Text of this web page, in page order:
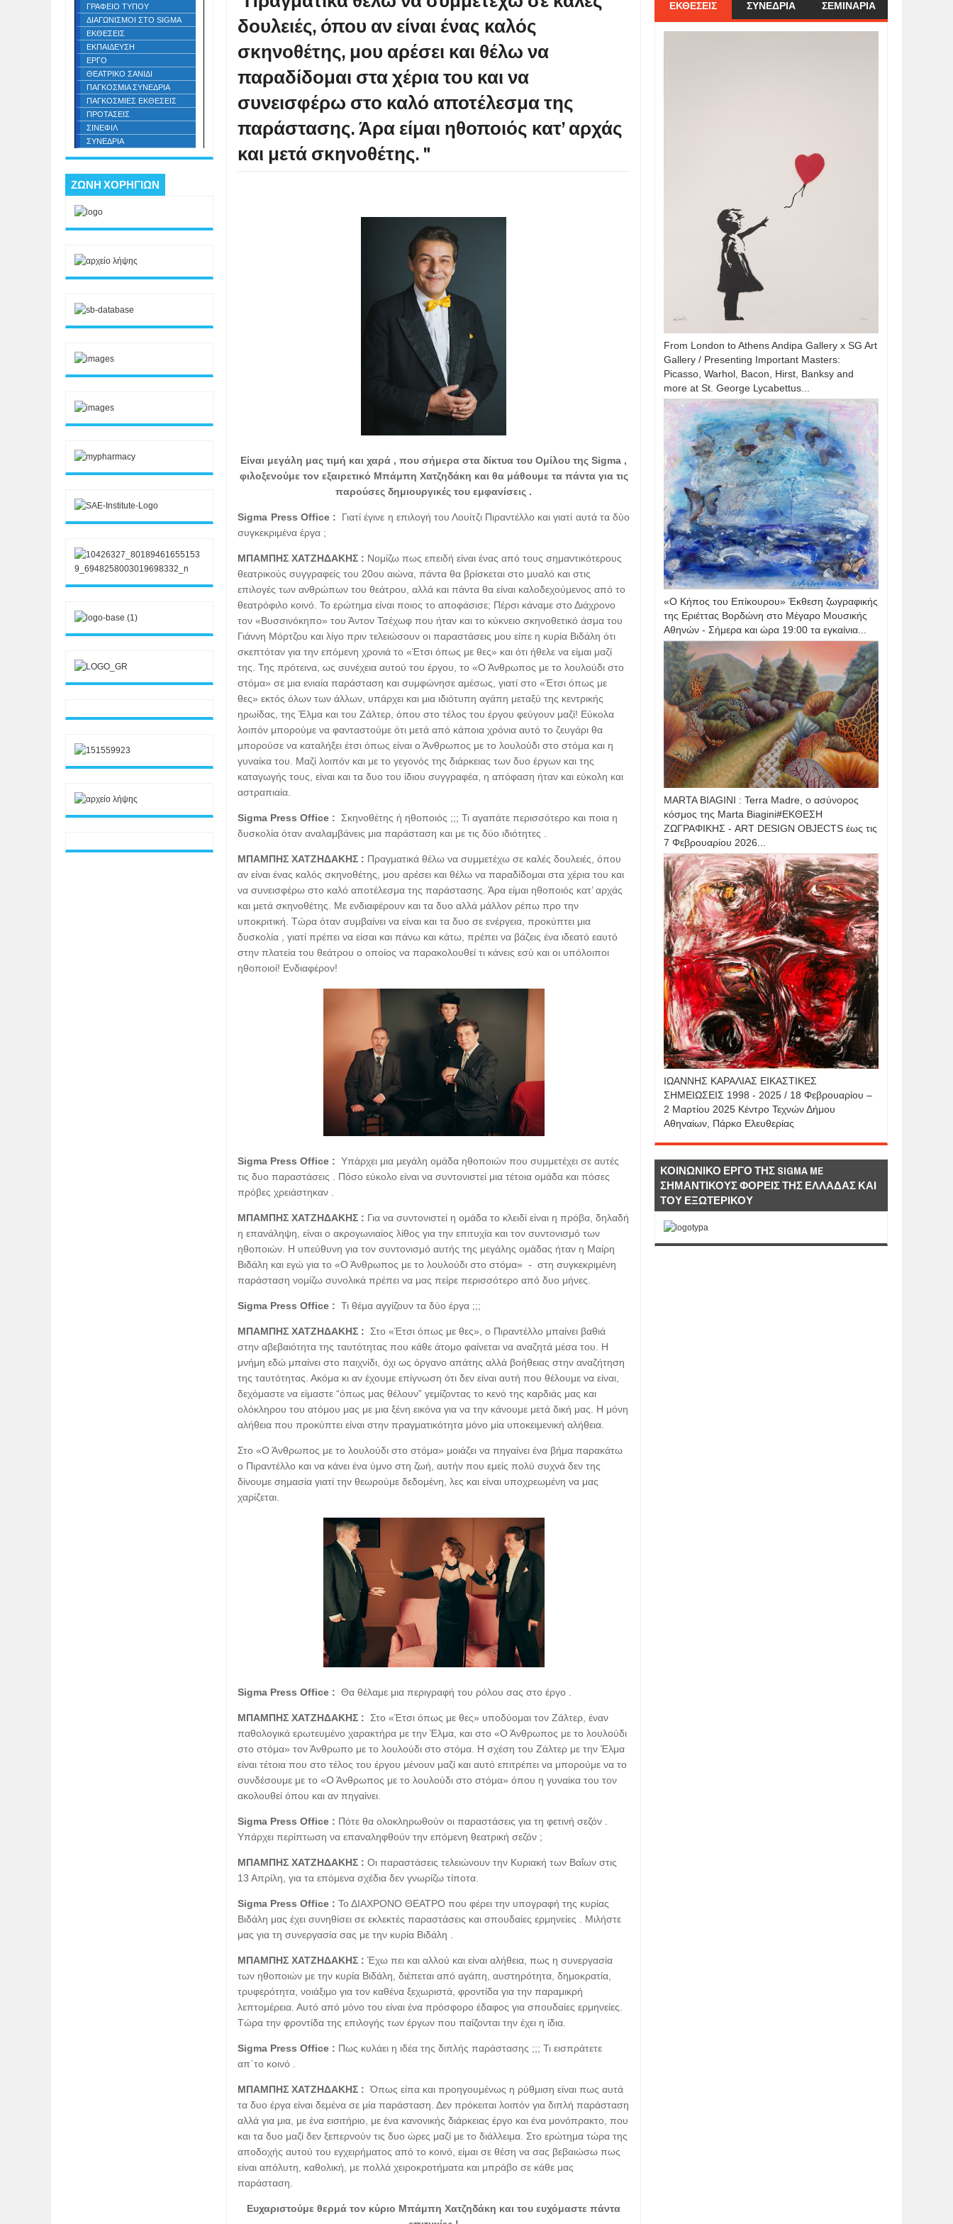
δουλειές, όπου αν είναι ένας καλός
σκηνοθέτης, μου αρέσει και θέλω να
παραδίδομαι στα χέρια του και να
συνεισφέρω στο καλό αποτέλεσμα της
παράστασης. Άρα είμαι ηθοποιός κατ’ αρχάς
και μετά σκηνοθέτης. "
Είναι μεγάλη μας τιμή και χαρά , που σήμερα στα δίκτυα του Ομίλου της Sigma ,
φιλοξενούμε τον εξαιρετικό Μπάμπη Χατζηδάκη και θα μάθουμε τα πάντα για τις
παρούσες δημιουργικές του εμφανίσεις .
Sigma Press Office :
Γιατί έγινε η επιλογή του Λουίτζι Πιραντέλλο και γιατί αυτά τα δύο
συγκεκριμένα έργα ;
ΜΠΑΜΠΗΣ ΧΑΤΖΗΔΑΚΗΣ : Νομίζω πως επειδή είναι ένας από τους σημαντικότερους
θεατρικούς συγγραφείς του 20ου αιώνα, πάντα θα βρίσκεται στο μυαλό και στις
επιλογές των ανθρώπων του θεάτρου, αλλά και πάντα θα είναι καλοδεχούμενος από το
θεατρόφιλο κοινό. Το ερώτημα είναι ποιος το αποφάσισε; Πέρσι κάναμε στο Διάχρονο
τον «Βυσσινόκηπο» του Άντον Τσέχωφ που ήταν και το κύκνειο σκηνοθετικό άσμα του
Γιάννη Μόρτζου και λίγο πριν τελειώσουν οι παραστάσεις μου είπε η κυρία Βιδάλη ότι
σκεπτόταν για την επόμενη χρονιά το «Έτσι όπως με θες» και ότι ήθελε να είμαι μαζί
της. Της πρότεινα, ως συνέχεια αυτού του έργου, το «Ο Άνθρωπος με το λουλούδι στο
στόμα» σε μια ενιαία παράσταση και συμφώνησε αμέσως, γιατί στο «Έτσι όπως με
θες» εκτός όλων των άλλων, υπάρχει και μια ιδιότυπη αγάπη μεταξύ της κεντρικής
ηρωίδας, της Έλμα και του Ζάλτερ, όπου στο τέλος του έργου φεύγουν μαζί! Εύκολα
λοιπόν μπορούμε να φανταστούμε ότι μετά από κάποια χρόνια αυτό το ζευγάρι θα
μπορούσε να καταλήξει έτσι όπως είναι ο Άνθρωπος με το λουλούδι στο στόμα και η
γυναίκα του. Μαζί λοιπόν και με το γεγονός της διάρκειας των δυο έργων και της
καταγωγής τους, είναι και τα δυο του ίδιου συγγραφέα, η απόφαση ήταν και εύκολη και
αστραπιαία.
Sigma Press Office :
Σκηνοθέτης ή ηθοποιός ;;; Τι αγαπάτε περισσότερο και ποια η
δυσκολία όταν αναλαμβάνεις μια παράσταση και με τις δύο ιδιότητες .
ΜΠΑΜΠΗΣ ΧΑΤΖΗΔΑΚΗΣ : Πραγματικά θέλω να συμμετέχω σε καλές δουλειές, όπου
αν είναι ένας καλός σκηνοθέτης, μου αρέσει και θέλω να παραδίδομαι στα χέρια του και
να συνεισφέρω στο καλό αποτέλεσμα της παράστασης. Άρα είμαι ηθοποιός κατ’ αρχάς
και μετά σκηνοθέτης. Με ενδιαφέρουν και τα δυο αλλά μάλλον ρέπω προ την
υποκριτική. Τώρα όταν συμβαίνει να είναι και τα δυο σε ενέργεια, προκύπτει μια
δυσκολία , γιατί πρέπει να είσαι και πάνω και κάτω, πρέπει να βάζεις ένα ιδεατό εαυτό
στην πλατεία του θεάτρου ο οποίος να παρακολουθεί τι κάνεις εσύ και οι υπόλοιποι
ηθοποιοί! Ενδιαφέρον!
Sigma Press Office : Υπάρχει μια μεγάλη ομάδα ηθοποιών που συμμετέχει σε αυτές
τις δυο παραστάσεις . Πόσο εύκολο είναι να συντονιστεί μια τέτοια ομάδα και πόσες
πρόβες χρειάστηκαν .
ΜΠΑΜΠΗΣ ΧΑΤΖΗΔΑΚΗΣ : Για να συντονιστεί η ομάδα το κλειδί είναι η πρόβα, δηλαδή
η επανάληψη, είναι ο ακρογωνιαίος λίθος για την επιτυχία και τον συντονισμό των
ηθοποιών. Η υπεύθυνη για τον συντονισμό αυτής της μεγάλης ομάδας ήταν η Μαίρη
Βιδάλη και εγώ για το «Ο Άνθρωπος με το λουλούδι στο στόμα» - στη συγκεκριμένη
παράσταση νομίζω συνολικά πρέπει να μας πείρε περισσότερο από δυο μήνες.
Sigma Press Office : Τι θέμα αγγίζουν τα δύο έργα ;;;
ΜΠΑΜΠΗΣ ΧΑΤΖΗΔΑΚΗΣ : Στο «Έτσι όπως με θες», ο Πιραντέλλο μπαίνει βαθιά
στην αβεβαιότητα της ταυτότητας που κάθε άτομο φαίνεται να αναζητά μέσα του. Η
μνήμη εδώ μπαίνει στο παιχνίδι, όχι ως όργανο απάτης αλλά βοήθειας στην αναζήτηση
της ταυτότητας. Ακόμα κι αν έχουμε επίγνωση ότι δεν είναι αυτή που θέλουμε να είναι,
δεχόμαστε να είμαστε “όπως μας θέλουν” γεμίζοντας το κενό της καρδιάς μας και
ολόκληρου του ατόμου μας με μια ξένη εικόνα για να την κάνουμε μετά δική μας. Η μόνη
αλήθεια που προκύπτει είναι στην πραγματικότητα μόνο μία υποκειμενική αλήθεια.
Στο «Ο Άνθρωπος με το λουλούδι στο στόμα» μοιάζει να πηγαίνει ένα βήμα παρακάτω
ο Πιραντέλλο και να κάνει ένα ύμνο στη ζωή, αυτήν που εμείς πολύ συχνά δεν της
δίνουμε σημασία γιατί την θεωρούμε δεδομένη, λες και είναι υποχρεωμένη να μας
χαρίζεται.
Sigma Press Office : Θα θέλαμε μια περιγραφή του ρόλου σας στο έργο .
ΜΠΑΜΠΗΣ ΧΑΤΖΗΔΑΚΗΣ : Στο «Έτσι όπως με θες» υποδύομαι τον Ζάλτερ, έναν
παθολογικά ερωτευμένο χαρακτήρα με την Έλμα, και στο «Ο Άνθρωπος με το λουλούδι
στο στόμα» τον Άνθρωπο με το λουλούδι στο στόμα. Η σχέση του Ζάλτερ με την Έλμα
είναι τέτοια που στο τέλος του έργου μένουν μαζί και αυτό επιτρέπει να μπορούμε να το
συνδέσουμε με το «Ο Άνθρωπος με το λουλούδι στο στόμα» όπου η γυναίκα του τον
ακολουθεί όπου και αν πηγαίνει.
Sigma Press Office : Πότε θα ολοκληρωθούν οι παραστάσεις για τη φετινή σεζόν .
Υπάρχει περίπτωση να επαναληφθούν την επόμενη θεατρική σεζόν ;
ΜΠΑΜΠΗΣ ΧΑΤΖΗΔΑΚΗΣ :Οι παραστάσεις τελειώνουν την Κυριακή των Βαΐων στις
13 Απρίλη, για τα επόμενα σχέδια δεν γνωρίζω τίποτα.
Sigma Press Office :Το ΔΙΑΧΡΟΝΟ ΘΕΑΤΡΟ που φέρει την υπογραφή της κυρίας
Βιδάλη μας έχει συνηθίσει σε εκλεκτές παραστάσεις και σπουδαίες ερμηνείες . Μιλήστε
μας για τη συνεργασία σας με την κυρία Βιδάλη .
ΜΠΑΜΠΗΣ ΧΑΤΖΗΔΑΚΗΣ : Έχω πει και αλλού και είναι αλήθεια, πως η συνεργασία
των ηθοποιών με την κυρία Βιδάλη, διέπεται από αγάπη, αυστηρότητα, δημοκρατία,
τρυφερότητα, νοιάξιμο για τον καθένα ξεχωριστά, φροντίδα για την παραμικρή
λεπτομέρεια. Αυτό από μόνο του είναι ένα πρόσφορο έδαφος για σπουδαίες ερμηνείες.
Τώρα την φροντίδα της επιλογής των έργων που παίζονται την έχει η ίδια.
Sigma Press Office : Πως κυλάει η ιδέα της διπλής παράστασης ;;; Τι εισπράτετε
απ΄το κοινό .
ΜΠΑΜΠΗΣ ΧΑΤΖΗΔΑΚΗΣ : Όπως είπα και προηγουμένως η ρύθμιση είναι πως αυτά
τα δυο έργα είναι δεμένα σε μία παράσταση. Δεν πρόκειται λοιπόν για διπλή παράσταση
αλλά για μια, με ένα εισιτήριο, με ένα κανονικής διάρκειας έργο και ένα μονόπρακτο, που
και τα δυο μαζί δεν ξεπερνούν τις δυο ώρες μαζί με το διάλλειμα. Στο ερώτημα τώρα της
αποδοχής αυτού του εγχειρήματος από το κοινό, είμαι σε θέση να σας βεβαιώσω πως
είναι απόλυτη, καθολική, με πολλά χειροκροτήματα και μπράβο σε κάθε μας
παράσταση.
Ευχαριστούμε θερμά τον κύριο Μπάμπη Χατζηδάκη και του ευχόμαστε πάντα
ΓΡΑΦΕΙΟ ΤΥΠΟΥ
ΔΙΑΓΩΝΙΣΜΟΙ ΣΤΟ SIGMA
ΕΚΘΕΣΕΙΣ
ΕΚΠΑΙΔΕΥΣΗ
ΕΡΓΟ
ΘΕΑΤΡΙΚΟ ΣΑΝΙΔΙ
ΠΑΓΚΟΣΜΙΑ ΣΥΝΕΔΡΙΑ
ΠΑΓΚΟΣΜΙΕΣ ΕΚΘΕΣΕΙΣ
ΠΡΟΤΑΣΕΙΣ
ΣΙΝΕΦΙΛ
ΣΥΝΕΔΡΙΑ
ΖΩΝΗ ΧΟΡΗΓΙΩΝ
ΕΚΘΕΣΕΙΣ ΣΥΝΕΔΡΙΑ ΣΕΜΙΝΑΡΙΑ
From London to Athens Andipa Gallery x SG Art
Gallery / Presenting Important Masters:
Picasso, Warhol, Bacon, Hirst, Banksy and
more at St. George Lycabettus...
«Ο Κήπος του Επίκουρου» Έκθεση ζωγραφικής
της Εριέττας Βορδώνη στο Μέγαρο Μουσικής
Αθηνών - Σήμερα και ώρα 19:00 τα εγκαίνια...
MARTA BIAGINI : Terra Madre, ο ασύνορος
κόσμος της Marta Biagini#ΕΚΘΕΣΗ
ΖΩΓΡΑΦΙΚΗΣ - ART DESIGN OBJECTS έως τις
7 Φεβρουαρίου 2026...
IΩΑΝΝΗΣ KAΡΑΛΙΑΣ ΕΙΚΑΣΤΙΚΕΣ
ΣΗΜΕΙΩΣΕΙΣ 1998 - 2025 / 18 Φεβρουαρίου –
2 Μαρτίου 2025 Κέντρο Τεχνών Δήμου
Αθηναίων, Πάρκο Ελευθερίας
ΚΟΙΝΩΝΙΚΟ ΕΡΓΟ ΤΗΣ SIGMA ME
ΣΗΜΑΝΤΙΚΟΥΣ ΦΟΡΕΙΣ ΤΗΣ ΕΛΛΑΔΑΣ ΚΑΙ
ΤΟΥ ΕΞΩΤΕΡΙΚΟΥ